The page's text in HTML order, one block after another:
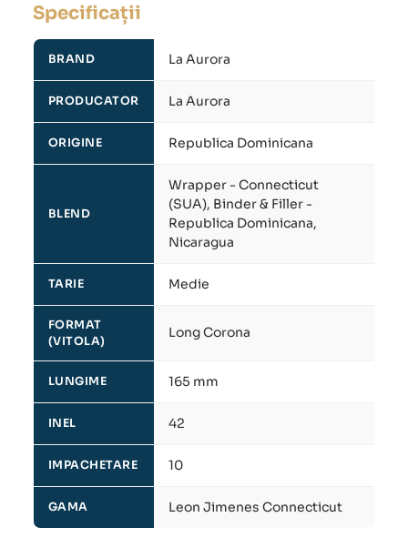
Specificații
BRAND La Aurora
PRODUCATOR La Aurora
ORIGINE Republica Dominicana
BLEND
Wrapper - Connecticut
(SUA), Binder & Filler -
Republica Dominicana,
Nicaragua
TARIE Medie
FORMAT
(VITOLA)
Long Corona
LUNGIME 165 mm
INEL 42
IMPACHETARE 10
GAMA Leon Jimenes Connecticut